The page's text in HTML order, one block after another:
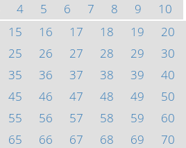
4 5 6 7 8 9
10
15 16 17 18 19
20
25 26 27 28 29
30
35 36 37 38 39
40
45 46 47 48 49
50
55 56 57 58 59
60
65 66 67 68 69
70